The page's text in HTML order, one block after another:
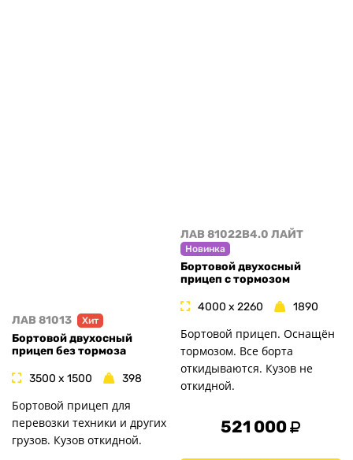
ЛАВ 81013 Хит
Бортовой двухосный
прицеп без тормоза
3500 x 1500 398
Бортовой прицеп для
перевозки техники и других
грузов. Кузов откидной.
ЛАВ 81022B4.0 ЛАЙТ
Новинка
Бортовой двухосный
прицеп с тормозом
4000 x 2260 1890
Бортовой прицеп. Оснащён
тормозом. Все борта
откидываются. Кузов не
откидной.
521 000